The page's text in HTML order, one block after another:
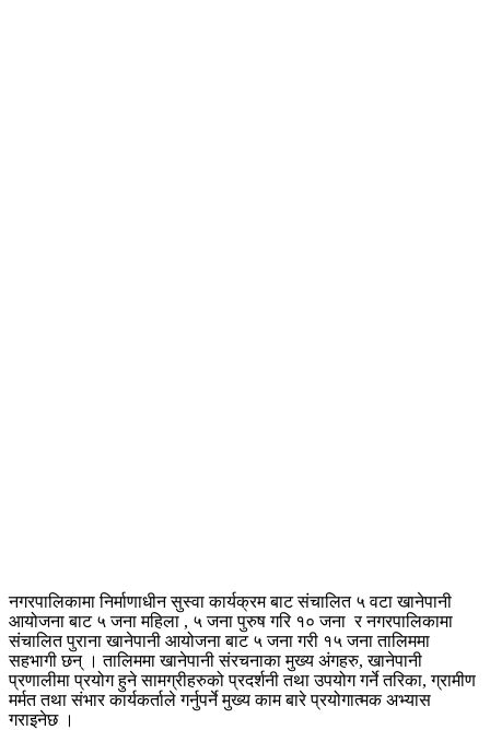
नगरपालिकामा निर्माणाधीन सुस्वा कार्यक्रम बाट संचालित ५ वटा खानेपानी
आयोजना बाट ५ जना महिला , ५ जना पुरुष गरि १० जना र नगरपालिकामा
संचालित पुराना खानेपानी आयोजना बाट ५ जना गरी १५ जना तालिममा
सहभागी छन् । तालिममा खानेपानी संरचनाका मुख्य अंगहरु, खानेपानी
प्रणालीमा प्रयोग हुने सामग्रीहरुको प्रदर्शनी तथा उपयोग गर्ने तरिका, ग्रामीण
मर्मत तथा संभार कार्यकर्ताले गर्नुपर्ने मुख्य काम बारे प्रयोगात्मक अभ्यास
गराइनेछ ।